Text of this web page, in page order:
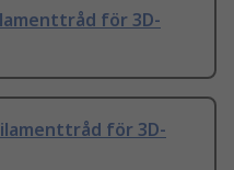
för 3D-
för 3D-